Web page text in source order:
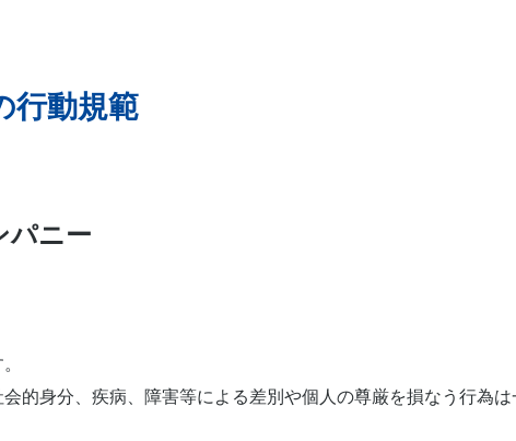
行動規範
パニー
的身分、疾病、障害等による差別や個人の尊厳を損なう行為は